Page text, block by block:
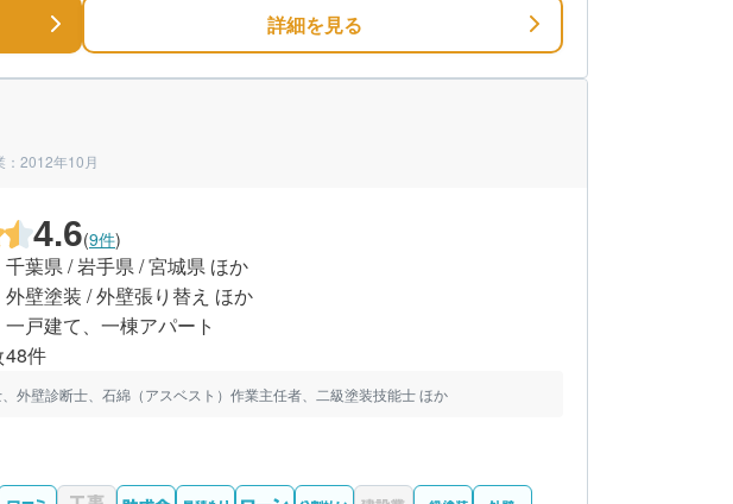
詳細を見る
：2012年10月
4.6(9件)
千葉県 / 岩手県 / 宮城県 ほか
外壁塗装 / 外壁張り替え ほか
一戸建て、一棟アパート
48件
外壁診断士、石綿（アスベスト）作業主任者、二級塗装技能士 ほか